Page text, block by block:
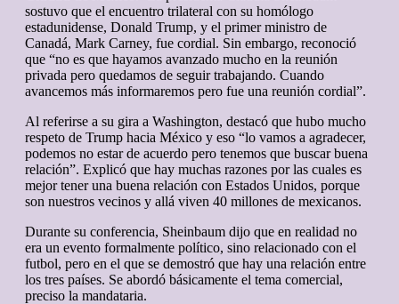
sostuvo que el encuentro trilateral con su homólogo
estadunidense, Donald Trump, y el primer ministro de
Canadá, Mark Carney, fue cordial. Sin embargo, reconoció
que “no es que hayamos avanzado mucho en la reunión
privada pero quedamos de seguir trabajando. Cuando
avancemos más informaremos pero fue una reunión cordial”.
Al referirse a su gira a Washington, destacó que hubo mucho
respeto de Trump hacia México y eso “lo vamos a agradecer,
podemos no estar de acuerdo pero tenemos que buscar buena
relación”. Explicó que hay muchas razones por las cuales es
mejor tener una buena relación con Estados Unidos, porque
son nuestros vecinos y allá viven 40 millones de mexicanos.
Durante su conferencia, Sheinbaum dijo que en realidad no
era un evento formalmente político, sino relacionado con el
futbol, pero en el que se demostró que hay una relación entre
los tres países. Se abordó básicamente el tema comercial,
preciso la mandataria.